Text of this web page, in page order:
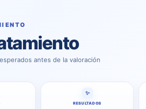
antes de la valoración
✨
RESULTADOS